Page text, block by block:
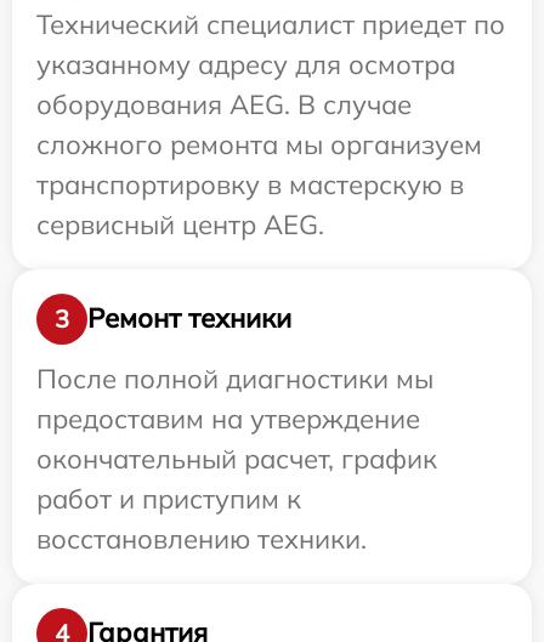
Технический специалист приедет по
указанному адресу для осмотра
оборудования AEG. В случае
сложного ремонта мы организуем
транспортировку в мастерскую в
сервисный центр AEG.
3
Ремонт техники
После полной диагностики мы
предоставим на утверждение
окончательный расчет, график
работ и приступим к
восстановлению техники.
4 Гарантия